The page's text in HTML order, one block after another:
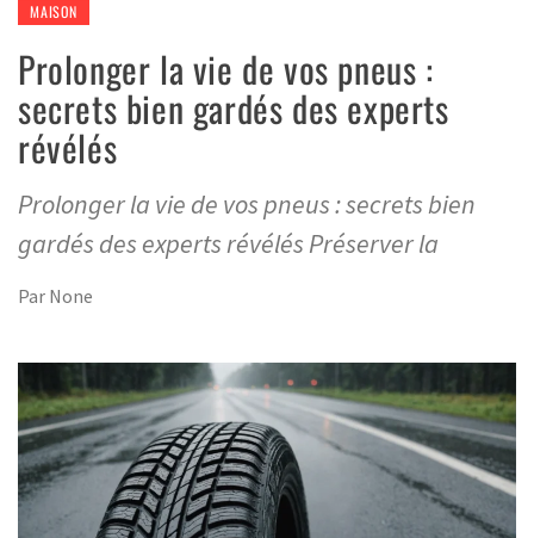
MAISON
Prolonger la vie de vos pneus :
secrets bien gardés des experts
révélés
Prolonger la vie de vos pneus : secrets bien
gardés des experts révélés Préserver la
Par None